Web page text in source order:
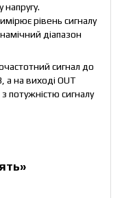
напругу.
рівень сигналу
діапазон
сигнал до
на виході OUT
потужністю сигналу